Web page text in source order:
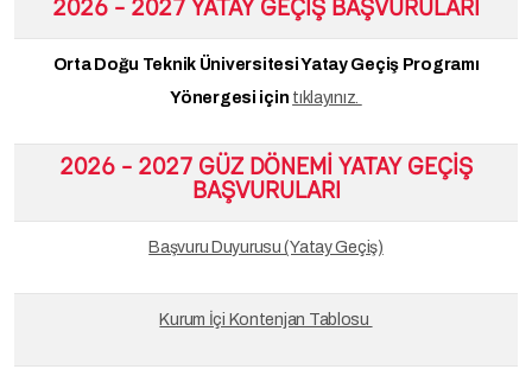
2026 - 2027 YATAY GEÇİŞ BAŞVURULARI
Orta Doğu Teknik Üniversitesi Yatay Geçiş Programı
Yönergesi için tıklayınız.
2026 - 2027 GÜZ DÖNEMİ YATAY GEÇİŞ
BAŞVURULARI
Başvuru Duyurusu (Yatay Geçiş)
Kurum İçi Kontenjan Tablosu